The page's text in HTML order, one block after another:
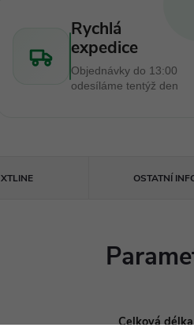
Rychlá
expedice
Objednávky do 13:00
odesíláme tentýž den
XTLINE OSTATNÍ
Celková